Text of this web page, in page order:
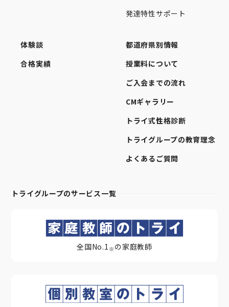
発達特性サポート
体験談
合格実績
都道府県別情報
授業料について
ご入会までの流れ
CMギャラリー
トライ式性格診断
トライグループの教育理念
よくあるご質問
トライグループのサービス一覧
全国No.1 ※ の家庭教師